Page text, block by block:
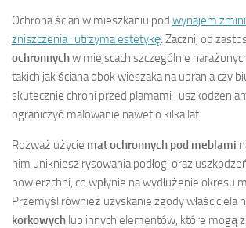
Ochrona ścian w mieszkaniu pod wynajem
zniszczenia i utrzyma estetykę . Zacznij od
ochronnychw miejscach szczególnie
takich jak ściana obok wieszaka na ubrania czy
skutecznie chroni przed plamami i
ograniczyć malowanie nawet o kilka lat.
Rozważ użycie mat ochronnych pod meblami
nim unikniesz rysowania podłogi oraz
powierzchni, co wpłynie na wydłużenie okresu
Przemyśl również uzyskanie zgody właściciela
korkowych lub innych elementów, które mogą